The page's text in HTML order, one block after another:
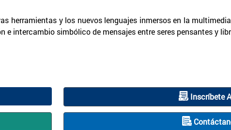
herramientas y los nuevos lenguajes inmersos en la
intercambio simbólico de mensajes entre seres pensantes y
Inscríbete